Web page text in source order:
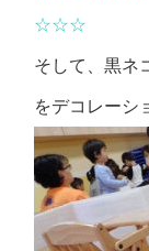
☆☆☆
そして、黒ネ
をデコレーシ